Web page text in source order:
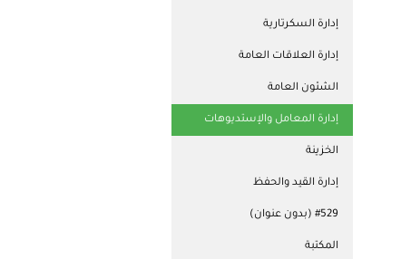
إدارة السكرتارية
إدارة العلاقات العامة
الشئون العامة
إدارة المعامل والإستديوهات
الخزينة
إدارة القيد والحفظ
#529 (بدون عنوان)
المكتبة